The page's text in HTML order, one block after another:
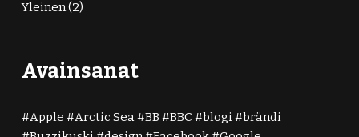
Yleinen(2)
Avainsanat
Apple Arctic Sea BB BBC blogi
brändi